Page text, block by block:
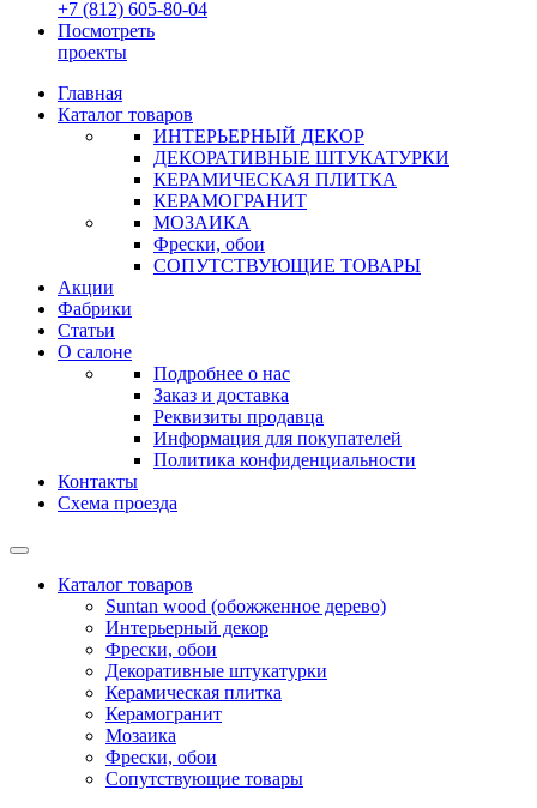
+7 (812) 605-80-04
Посмотреть
проекты
Главная
Каталог товаров
ИНТЕРЬЕРНЫЙ ДЕКОР
ДЕКОРАТИВНЫЕ ШТУКАТУРКИ
КЕРАМИЧЕСКАЯ ПЛИТКА
КЕРАМОГРАНИТ
МОЗАИКА
Фрески, обои
СОПУТСТВУЮЩИЕ ТОВАРЫ
Акции
Фабрики
Статьи
О салоне
Подробнее о нас
Заказ и доставка
Реквизиты продавца
Информация для покупателей
Политика конфиденциальности
Контакты
Схема проезда
Каталог товаров
Suntan wood (обожженное дерево)
Интерьерный декор
Фрески, обои
Декоративные штукатурки
Керамическая плитка
Керамогранит
Мозаика
Фрески, обои
Сопутствующие товары